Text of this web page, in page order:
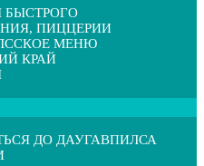
БЫСТРОГО
ПИЦЦЕРИИ
МЕНЮ
КРАЙ
ДО ДАУГАВПИЛСА